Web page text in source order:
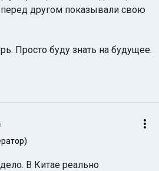
другом показывали свою
Просто буду знать на будущее.
В Китае реально